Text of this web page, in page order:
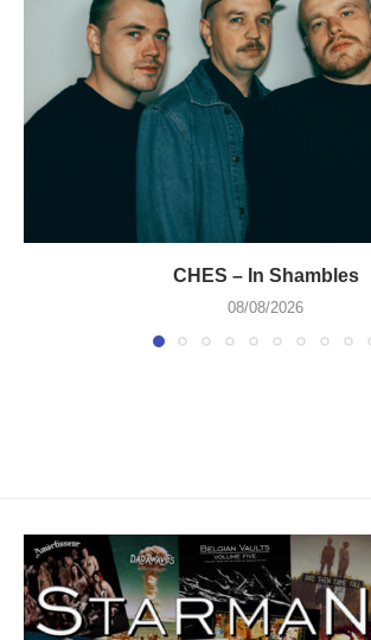
CHES – In Shambles
08/08/2026